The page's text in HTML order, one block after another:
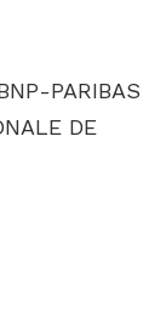
PARIBAS
DE